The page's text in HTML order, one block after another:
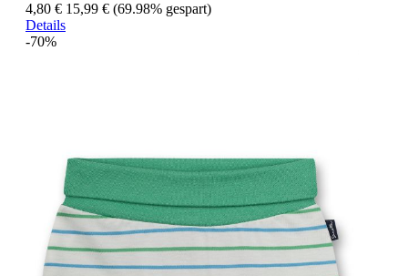
4,80 € 15,99 € (69.98% gespart)
Details
-70%